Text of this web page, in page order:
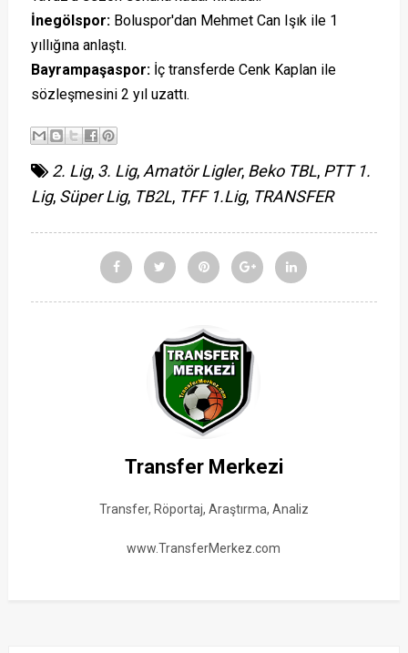
İnegölspor:Boluspor'dan Mehmet Can Işık ile 1
yıllığına anlaştı.
Bayrampaşaspor:İç transferde Cenk Kaplan ile
sözleşmesini 2 yıl uzattı.
2. Lig, 3. Lig, Amatör Ligler, Beko TBL, PTT 1.
Lig, Süper Lig, TB2L, TFF 1.Lig, TRANSFER
Transfer Merkezi
Transfer, Röportaj, Araştırma, Analiz
www.TransferMerkez.com